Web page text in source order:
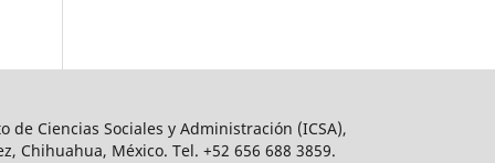
Ciencias Sociales y Administración (ICSA),
Chihuahua, México. Tel. +52 656 688 3859.